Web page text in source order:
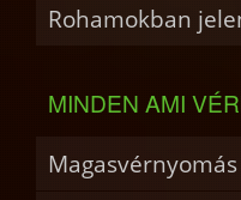
Rohamokban
MINDEN AMI